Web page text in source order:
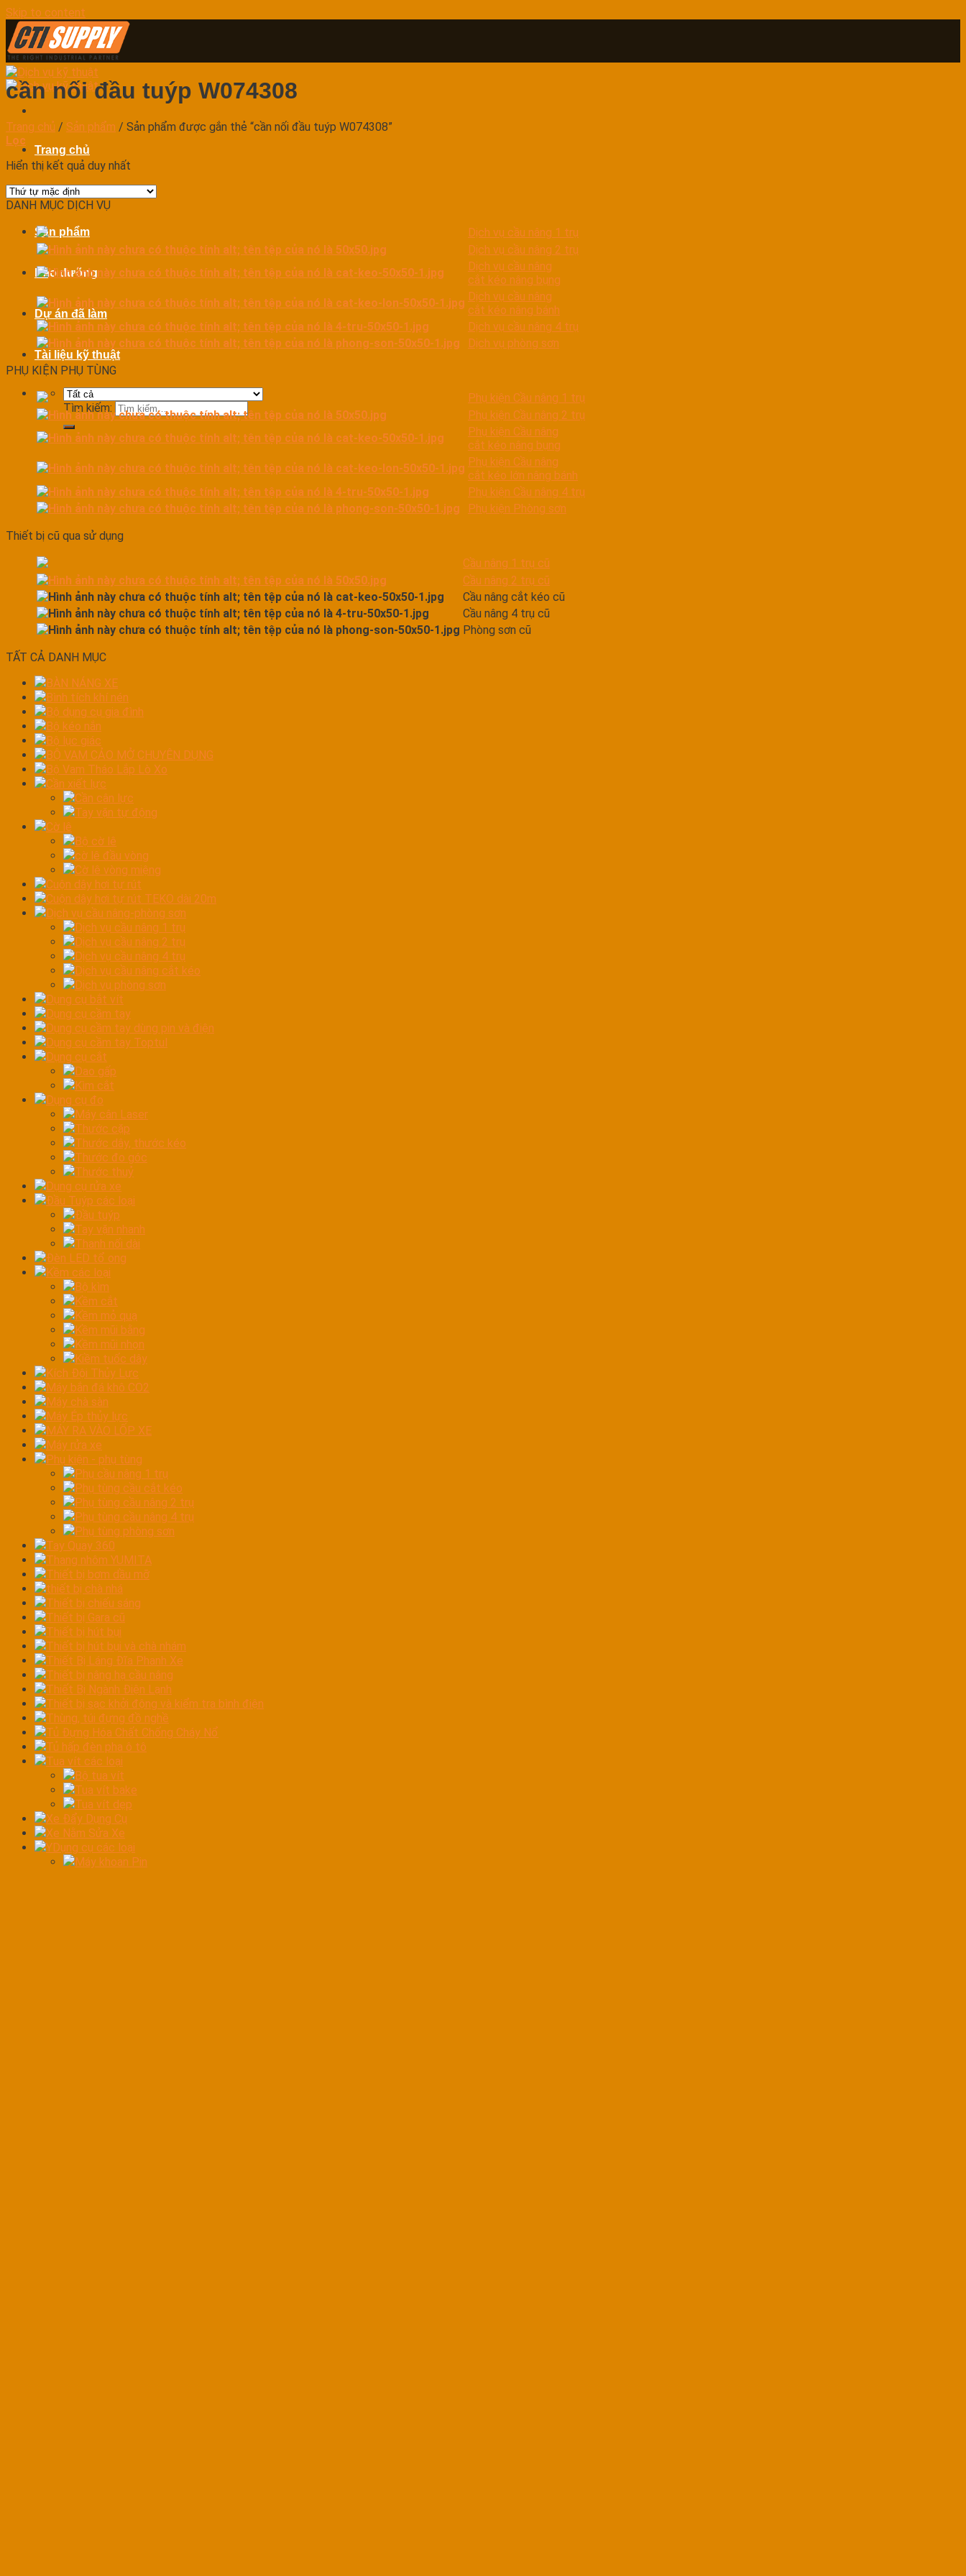
Skip to content
Trang chủ
Dịch vụ
Sản phẩm
Bảo dưỡng
Dự án đã làm
Tài liệu kỹ thuật
Tìm kiếm:
cần nối đầu tuýp W074308
Trang chủ / Sản phẩm / Sản phẩm được gắn thẻ “cần nối đầu tuýp W074308”
Lọc
Hiển thị kết quả duy nhất
DANH MỤC DỊCH VỤ
Dịch vụ cầu nâng 1 trụ
Dịch vụ cầu nâng 2 trụ
Dịch vụ cầu nâng
cắt kéo nâng bụng
Dịch vụ cầu nâng
cắt kéo nâng bánh
Dịch vụ cầu nâng 4 trụ
Dịch vụ phòng sơn
PHỤ KIỆN PHỤ TÙNG
Phụ kiện Cầu nâng 1 trụ
Phụ kiện Cầu nâng 2 trụ
Phụ kiện Cầu nâng
cắt kéo nâng bụng
Phụ kiện Cầu nâng
cắt kéo lớn nâng bánh
Phụ kiện Cầu nâng 4 trụ
Phụ kiện Phòng sơn
Thiết bị cũ qua sử dụng
Cầu nâng 1 trụ cũ
Cầu nâng 2 trụ cũ
Cầu nâng cắt kéo cũ
Cầu nâng 4 trụ cũ
Phòng sơn cũ
TẤT CẢ DANH MỤC
BÀN NÁNG XE
Bình tích khí nén
Bộ dụng cụ gia đình
Bộ kéo nắn
Bộ lục giác
BỘ VAM CẢO MỞ CHUYÊN DỤNG
Bộ Vam Tháo Lắp Lò Xo
Cần xiết lực
Cần cân lực
Tay vặn tự động
Cờ lê
Bộ cờ lê
cờ lê đầu vòng
Cờ lê vòng miệng
Cuộn dây hơi tự rút
Cuộn dây hơi tự rút TEKO dài 20m
Dịch vụ cầu nâng-phòng sơn
Dịch vụ cầu nâng 1 trụ
Dịch vụ cầu nâng 2 trụ
Dịch vụ cầu nâng 4 trụ
Dịch vụ cầu nâng cắt kéo
Dịch vụ phòng sơn
Dụng cụ bắt vít
Dụng cụ cầm tay
Dụng cụ cầm tay dùng pin và điện
Dụng cụ cầm tay Toptul
Dụng cụ cắt
Dao gấp
Kìm cắt
Dụng cụ đo
Máy cân Laser
Thước cặp
Thước dây, thước kéo
Thước đo góc
Thước thuỷ
Dụng cụ rửa xe
Đầu Tuýp các loại
Đầu tuýp
Tay vặn nhanh
Thanh nối dài
Đèn LED tổ ong
Kềm các loại
Bộ kìm
Kềm cắt
Kềm mỏ quạ
Kềm mũi bằng
Kềm mũi nhọn
Kiềm tuốc dây
Kích Đội Thủy Lực
Máy bắn đá khô CO2
Máy chà sàn
Máy Ép thủy lực
MÁY RA VÀO LỐP XE
Máy rửa xe
Phụ kiện - phụ tùng
Phụ cầu nâng 1 trụ
Phụ tùng cầu cắt kéo
Phụ tùng cầu nâng 2 trụ
Phụ tùng cầu nâng 4 trụ
Phụ tùng phòng sơn
Tay Quay 360
Thang nhôm YUMITA
Thiết bị bơm dầu mỡ
thiết bị chà nhá
Thiết bị chiếu sáng
Thiết bị Gara cũ
Thiết bị hút bụi
Thiết bị hút bụi và chà nhám
Thiết Bị Láng Đĩa Phanh Xe
Thiết bị nâng hạ cầu nâng
Thiết Bị Ngành Điện Lạnh
Thiết bị sạc khởi động và kiểm tra bình điện
Thùng, túi đựng đồ nghề
Tủ Đựng Hóa Chất Chống Cháy Nổ
Tủ hấp đèn pha ô tô
Tua vít các loại
Bộ tua vít
Tua vít bake
Tua vít dẹp
Xe Đẩy Dụng Cụ
Xe Nằm Sửa Xe
YDụng cụ các loại
Máy khoan Pin